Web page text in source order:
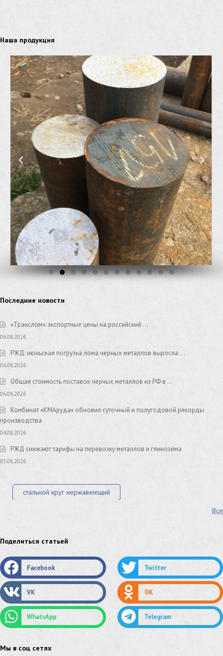
Наша продукция
Последние новости
«Транслом»: экспортные цены на российский …
06.08.2026
РЖД: июньская погрузка лома черных металлов выросла …
06.08.2026
Общая стоимость поставок черных металлов из РФ в …
06.08.2026
Комбинат «КМАруда» обновил суточный и полугодовой рекорды
производства
04.08.2026
РЖД снижают тарифы на перевозку металлов и глинозёма
03.08.2026
стальной круг нержавеющий
труба оцинкованная труба нержавеющая
труба стальная сетка нержавеющая
сетка оцинкованная сетка стальная
сетка из нержавеющей стали
Все
Поделиться статьей
Facebook Twitter
VK OK
WhatsApp Telegram
Мы в соц сетях